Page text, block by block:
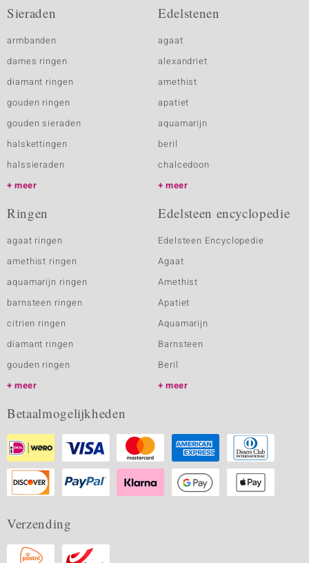
Sieraden
armbanden
dames ringen
diamant ringen
gouden ringen
gouden sieraden
halskettingen
halssieraden
meer
Edelstenen
agaat
alexandriet
amethist
apatiet
aquamarijn
beril
chalcedoon
meer
Ringen
agaat ringen
amethist ringen
aquamarijn ringen
barnsteen ringen
citrien ringen
diamant ringen
gouden ringen
meer
Edelsteen encyclopedie
Edelsteen Encyclopedie
Agaat
Amethist
Apatiet
Aquamarijn
Barnsteen
Beril
meer
Betaalmogelijkheden
Verzending